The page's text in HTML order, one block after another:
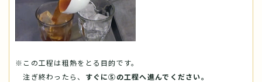
※この工程は粗熱をとる目的です。
注ぎ終わったら、 すぐに⑤の工程へ進んでください。